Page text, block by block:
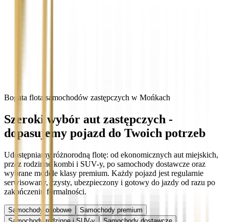
Bogata flota samochodów zastępczych w Mońkach
Szeroki wybór aut zastępczych -
dopasujemy pojazd do Twoich potrzeb
Udostępniamy różnorodną flotę: od ekonomicznych aut miejskich,
przez rodzinne kombi i SUV-y, po samochody dostawcze oraz
wybrane modele klasy premium. Każdy pojazd jest regularnie
serwisowany, czysty, ubezpieczony i gotowy do jazdy od razu po
zakończeniu formalności.
Samochody osobowe
Samochody premium